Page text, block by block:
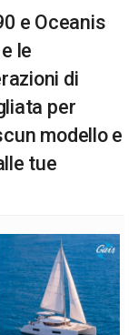
e Oceanis
le
di
per
modello e
tue